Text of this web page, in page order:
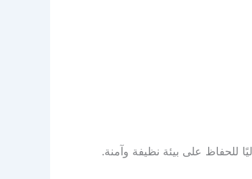
للحفاظ على بيئة نظيفة وآمنة.